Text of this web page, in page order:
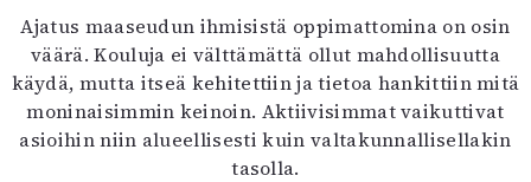
Ajatus maaseudun ihmisistä oppimattomina on osin
väärä. Kouluja ei välttämättä ollut mahdollisuutta
käydä, mutta itseä kehitettiin ja tietoa hankittiin mitä
moninaisimmin keinoin. Aktiivisimmat vaikuttivat
asioihin niin alueellisesti kuin valtakunnallisellakin
tasolla.